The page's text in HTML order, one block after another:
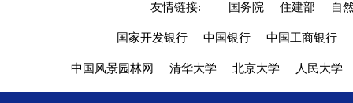
友情链接: 国务院 住建部 自
国家开发银行 中国银行 中国工商银行
中国风景园林网 清华大学 北京大学 人民大学